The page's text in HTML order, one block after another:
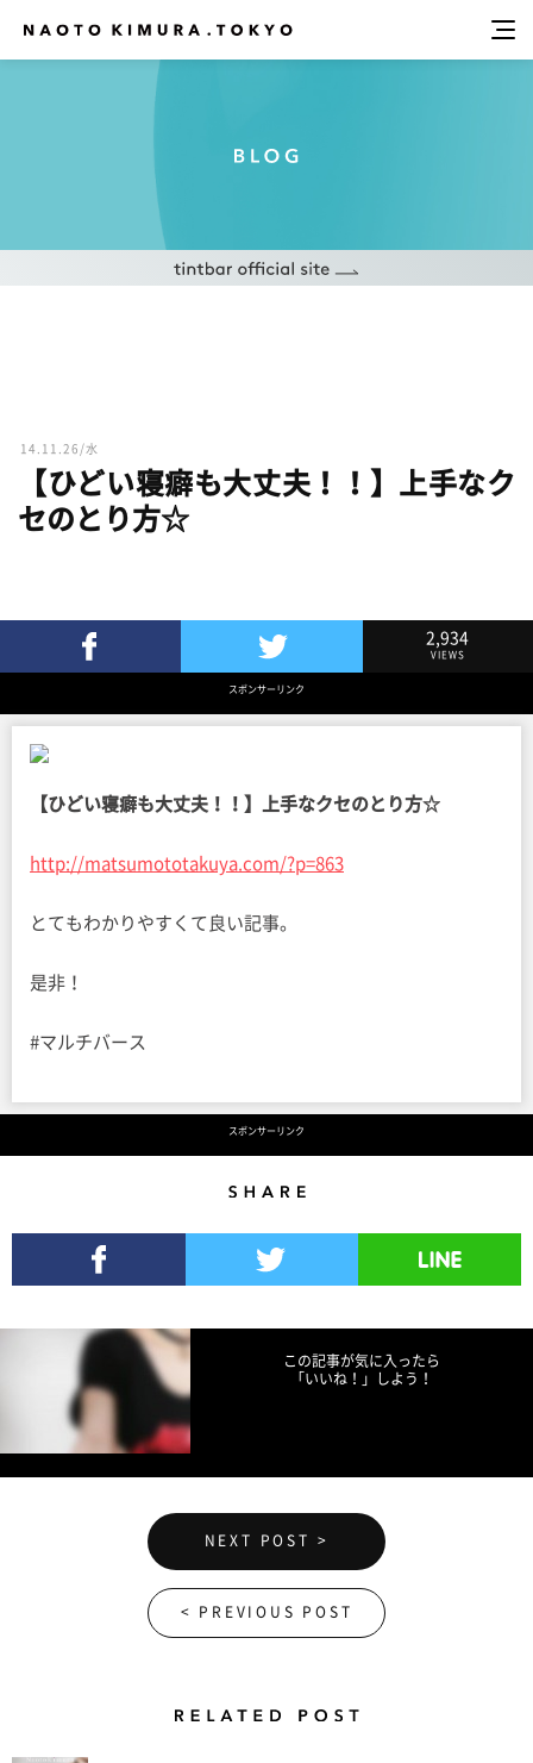
14.11.26/水
【ひどい寝癖も大丈夫！！】上手なク
セのとり方☆
Twitterでツイート
2,934
VIEWS
スポンサーリンク
【ひどい寝癖も大丈夫！！】上手なクセのとり方☆
http://matsumototakuya.com/?p=863
とてもわかりやすくて良い記事。
是非！
#マルチバース
スポンサーリンク
この記事が気に入ったら
「いいね！」しよう！
NEXT POST >
< PREVIOUS POST